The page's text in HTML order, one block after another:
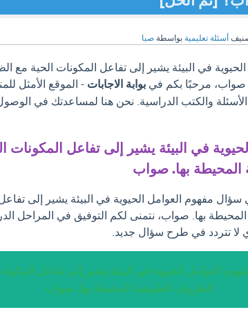
أسئلة تعليمية بواسطة صبا
في البيئة يشير إلى تفاعل المكونات الحية مع
صواب، مرحبًا بكم في بوابة الاجابات - الموقع الأمثل
والكتب الدراسية. نحن هنا لمساعدتك في
في البيئة يشير إلى تفاعل المكونات
المحيطة بها. صواب
سؤال مفهوم العوامل الحيوية في البيئة يشير إلى
بها. صواب، نتمنى لكم التوفيق في المراحل
لا تتردد في طرح سؤال جديد.
العوامل الحيوية في البيئة يشير إلى تفاعل
الظروف الطبيعية المحيطة بها. صواب